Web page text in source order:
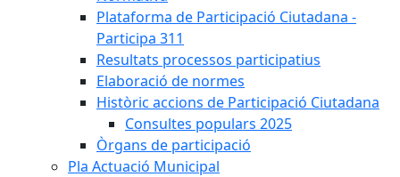
Plataforma de Participació Ciutadana -
Participa 311
Resultats processos participatius
Elaboració de normes
Històric accions de Participació Ciutadana
Consultes populars 2025
Òrgans de participació
Pla Actuació Municipal